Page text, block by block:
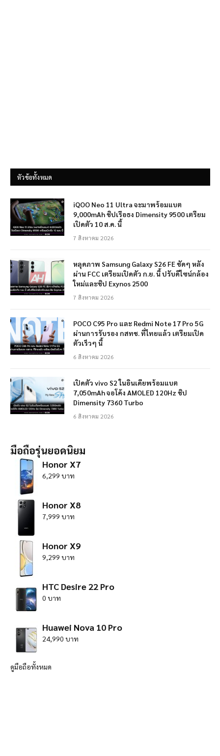
หัวข้อทั้งหมด
iQOO Neo 11 Ultra จะมาพร้อมแบต
9,000mAh ชิปเรือธง Dimensity 9500 เตรียม
เปิดตัว 10 ส.ค. นี้
7 สิงหาคม 2026
หลุดภาพ Samsung Galaxy S26 FE ชัดๆ หลัง
ผ่าน FCC เตรียมเปิดตัว ก.ย. นี้ ปรับดีไซน์กล้อง
ใหม่และชิป Exynos 2500
7 สิงหาคม 2026
POCO C95 Pro และ Redmi Note 17 Pro 5G
ผ่านการรับรอง กสทช. ที่ไทยแล้ว เตรียมเปิด
ตัวเร็วๆ นี้
6 สิงหาคม 2026
เปิดตัว vivo S2 ในอินเดียพร้อมแบต
7,050mAh จอโค้ง AMOLED 120Hz ชิป
Dimensity 7360 Turbo
6 สิงหาคม 2026
มือถือรุ่นยอดนิยม
Honor X7
6,299 บาท
Honor X8
7,999 บาท
Honor X9
9,299 บาท
HTC Desire 22 Pro
0 บาท
Huawei Nova 10 Pro
24,990 บาท
ดูมือถือทั้งหมด